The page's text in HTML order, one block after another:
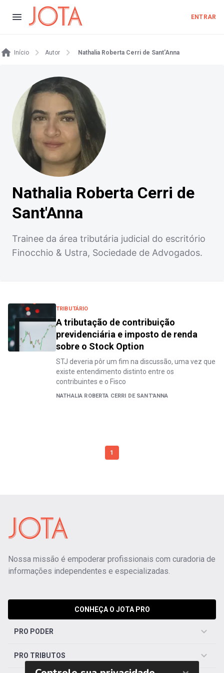
ENTRAR
Início Autor Nathalia Roberta Cerri de Sant'Anna
Nathalia Roberta Cerri de
Sant'Anna
Trainee da área tributária judicial do escritório
Finocchio & Ustra, Sociedade de Advogados.
TRIBUTÁRIO
A tributação de contribuição
previdenciária e imposto de renda
sobre o Stock Option
STJ deveria pôr um fim na discussão, uma vez que
existe entendimento distinto entre os
contribuintes e o Fisco
NATHALIA ROBERTA CERRI DE SANT'ANNA
1
Nossa missão é empoderar profissionais com curadoria de
informações independentes e especializadas.
CONHEÇA O JOTA PRO
PRO PODER
PRO TRIBUTOS